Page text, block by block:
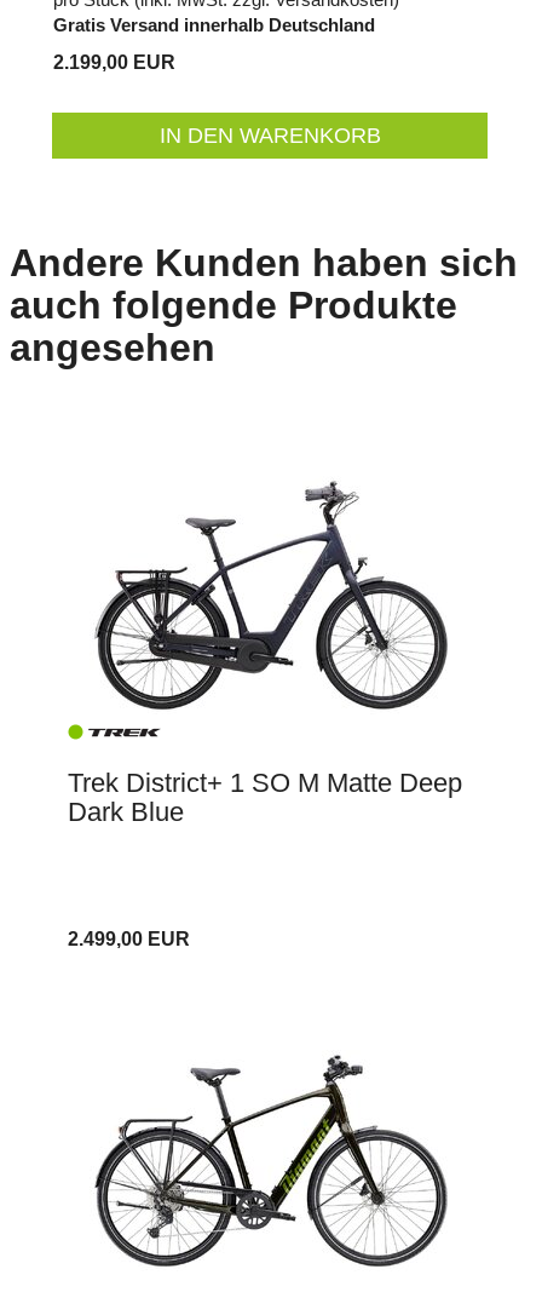
Gratis Versand innerhalb Deutschland
2.199,00 EUR
IN DEN WARENKORB
Andere Kunden haben sich
auch folgende Produkte
angesehen
Trek District+ 1 SO M Matte Deep
Dark Blue
2.499,00 EUR